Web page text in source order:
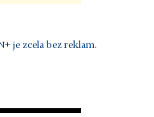
je zcela bez reklam.